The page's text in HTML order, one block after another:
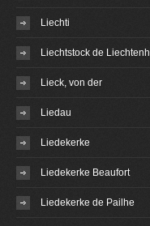
Liechti
Liechtstock de
Lieck, von der
Liedau
Liedekerke
Liedekerke Beaufort
Liedekerke de Pailhe